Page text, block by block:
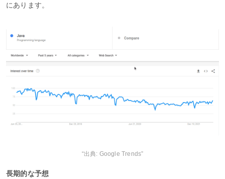
にあります。
“出典: Google Trends”
長期的な予想